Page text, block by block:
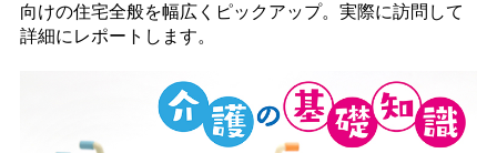
向けの住宅全般を幅広くピックアップ。実際に訪問して
詳細にレポートします。